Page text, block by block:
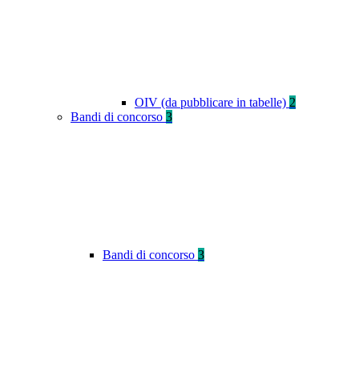
OIV (da pubblicare in tabelle) 2
Bandi di concorso 3
Bandi di concorso 3